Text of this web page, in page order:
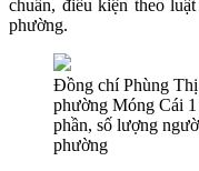
chuẩn, điều kiện theo
phường.
Đồng chí Phùng
phường Móng Cái
phần, số lượng
phường